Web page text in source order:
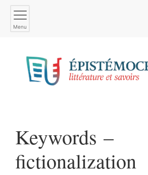
Menu
Keywords –
fictionalization